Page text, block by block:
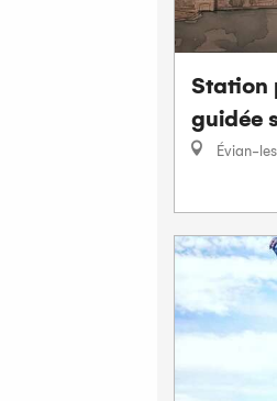
Station
guidée
Évian-